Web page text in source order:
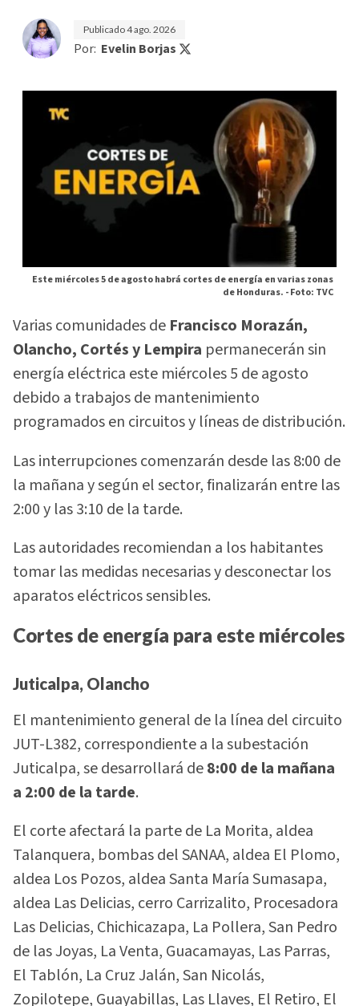
Publicado4 ago. 2026
Por: Evelin Borjas
Este miércoles 5 de agosto habrá cortes de energía en varias zonas
de Honduras. -Foto: TVC
Varias comunidades de Francisco Morazán,
Olancho, Cortés y Lempira permanecerán sin
energía eléctrica este miércoles 5 de agosto
debido a trabajos de mantenimiento
programados en circuitos y líneas de distribución.
Las interrupciones comenzarán desde las 8:00 de
la mañana y según el sector, finalizarán entre las
2:00 y las 3:10 de la tarde.
Las autoridades recomiendan a los habitantes
tomar las medidas necesarias y desconectar los
aparatos eléctricos sensibles.
Cortes de energía para este miércoles
Juticalpa, Olancho
El mantenimiento general de la línea del circuito
JUT-L382, correspondiente a la subestación
Juticalpa, se desarrollará de8:00 de la mañana
a 2:00 de la tarde.
El corte afectará la parte de La Morita, aldea
Talanquera, bombas del SANAA, aldea El Plomo,
aldea Los Pozos, aldea Santa María Sumasapa,
aldea Las Delicias, cerro Carrizalito, Procesadora
Las Delicias, Chichicazapa, La Pollera, San Pedro
de las Joyas, La Venta, Guacamayas, Las Parras,
El Tablón, La Cruz Jalán, San Nicolás,
Zopilotepe, Guayabillas, Las Llaves, El Retiro, El